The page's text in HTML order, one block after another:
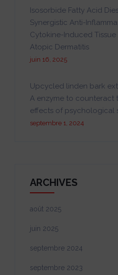
Isosorbide Fatty Acid
Synergistic Anti-
Cytokine-Induced
Atopic Dermatitis
juin 16, 2025
Upcycled linden bark
A enzyme to counteract
effects of psychological
septembre 1, 2024
ARCHIVES
août 2025
juin 2025
septembre 2024
septembre 2023